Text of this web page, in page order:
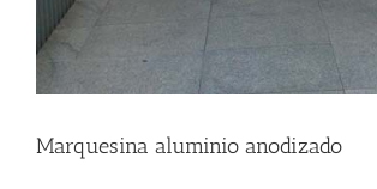
Marquesina aluminio anodizado